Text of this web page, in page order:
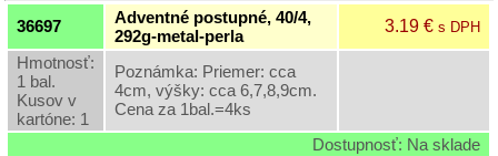
Záhradná
a
dekoračná
keramika
36697
Adventné postupné, 40/4,
292g-metal-perla
3.19 €s DPH
Hmotnosť:
1 bal.
Kusov v
kartóne: 1
Poznámka: Priemer: cca
4cm, výšky: cca 6,7,8,9cm.
Cena za 1bal.=4ks
Dostupnosť: Na sklade